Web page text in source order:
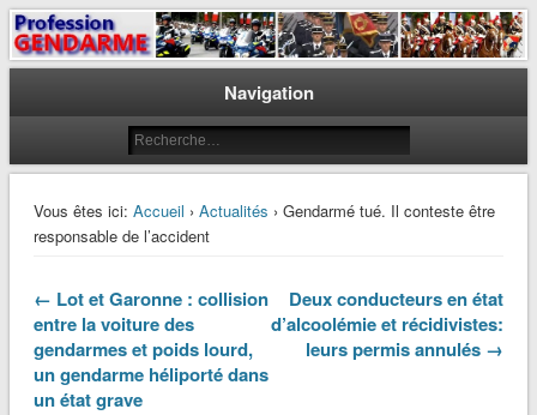
Profession Gendarme
Le journal des gendarmes
Navigation
Vous êtes ici: Accueil › Actualités › Gendarmé tué. Il conteste être
responsable de l’accident
← Lot et Garonne : collision
entre la voiture des
gendarmes et poids lourd,
un gendarme héliporté dans
un état grave
Deux conducteurs en état
d’alcoolémie et récidivistes:
leurs permis annulés →